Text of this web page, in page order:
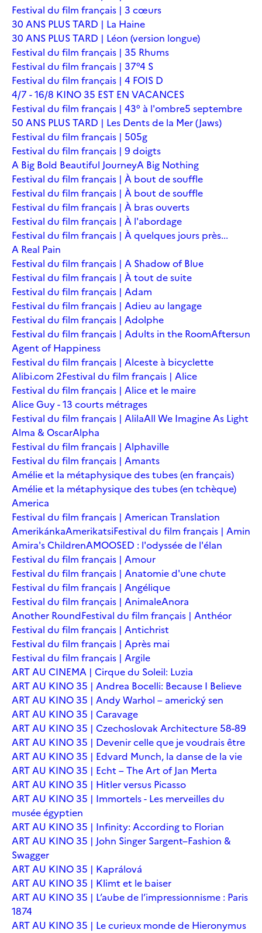
Festival du film français | 3 cœurs
30 ANS PLUS TARD | La Haine
30 ANS PLUS TARD | Léon (version longue)
Festival du film français | 35 Rhums
Festival du film français | 37°4 S
Festival du film français | 4 FOIS D
4/7 - 16/8 KINO 35 EST EN VACANCES
Festival du film français | 43° à l'ombre5 septembre
50 ANS PLUS TARD | Les Dents de la Mer (Jaws)
Festival du film français | 505g
Festival du film français | 9 doigts
A Big Bold Beautiful JourneyA Big Nothing
Festival du film français | À bout de souffle
Festival du film français | À bout de souffle
Festival du film français | À bras ouverts
Festival du film français | À l'abordage
Festival du film français | À quelques jours près...
A Real Pain
Festival du film français | A Shadow of Blue
Festival du film français | À tout de suite
Festival du film français | Adam
Festival du film français | Adieu au langage
Festival du film français | Adolphe
Festival du film français | Adults in the RoomAftersun
Agent of Happiness
Festival du film français | Alceste à bicyclette
Alibi.com 2Festival du film français | Alice
Festival du film français | Alice et le maire
Alice Guy - 13 courts métrages
Festival du film français | AlilaAll We Imagine As Light
Alma & OscarAlpha
Festival du film français | Alphaville
Festival du film français | Amants
Amélie et la métaphysique des tubes (en français)
Amélie et la métaphysique des tubes (en tchèque)
America
Festival du film français | American Translation
AmerikánkaAmerikatsiFestival du film français | Amin
Amira's ChildrenAMOOSED : l'odyssée de l'élan
Festival du film français | Amour
Festival du film français | Anatomie d'une chute
Festival du film français | Angélique
Festival du film français | AnimaleAnora
Another RoundFestival du film français | Anthéor
Festival du film français | Antichrist
Festival du film français | Après mai
Festival du film français | Argile
ART AU CINEMA | Cirque du Soleil: Luzia
ART AU KINO 35 | Andrea Bocelli: Because I Believe
ART AU KINO 35 | Andy Warhol – americký sen
ART AU KINO 35 | Caravage
ART AU KINO 35 | Czechoslovak Architecture 58-89
ART AU KINO 35 | Devenir celle que je voudrais être
ART AU KINO 35 | Edvard Munch, la danse de la vie
ART AU KINO 35 | Echt – The Art of Jan Merta
ART AU KINO 35 | Hitler versus Picasso
ART AU KINO 35 | Immortels - Les merveilles du
musée égyptien
ART AU KINO 35 | Infinity: According to Florian
ART AU KINO 35 | John Singer Sargent–Fashion &
Swagger
ART AU KINO 35 | Kaprálová
ART AU KINO 35 | Klimt et le baiser
ART AU KINO 35 | L’aube de l’impressionnisme : Paris
1874
ART AU KINO 35 | Le curieux monde de Hieronymus